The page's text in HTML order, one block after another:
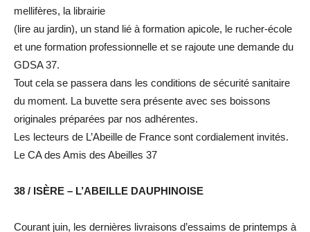
mellifères, la librairie
(lire au jardin), un stand lié à formation apicole, le rucher-école
et une formation professionnelle et se rajoute une demande du
GDSA 37.
Tout cela se passera dans les conditions de sécurité sanitaire
du moment. La buvette sera présente avec ses boissons
originales préparées par nos adhérentes.
Les lecteurs de L’Abeille de France sont cordialement invités.
Le CA des Amis des Abeilles 37
38 / ISÈRE – L’ABEILLE DAUPHINOISE
Courant juin, les dernières livraisons d’essaims de printemps à